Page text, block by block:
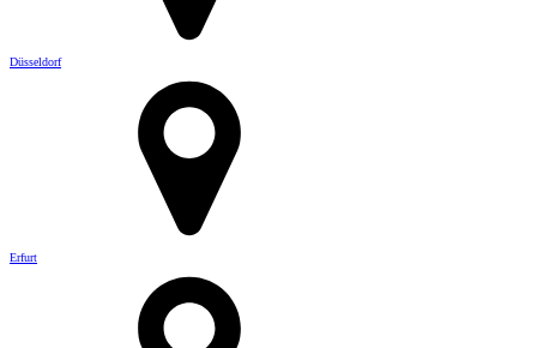
Düsseldorf
Erfurt